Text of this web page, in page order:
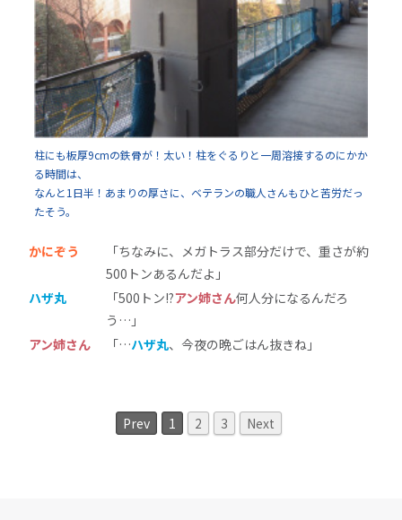
柱にも板厚9cmの鉄骨が！太い！柱をぐるりと一周溶接するのにかか
る時間は、
なんと1日半！あまりの厚さに、ベテランの職人さんもひと苦労だっ
たそう。
かにぞう
「ちなみに、メガトラス部分だけで、重さが約
500トンあるんだよ」
ハザ丸
「500トン!?アン姉さん何人分になるんだろ
う…」
アン姉さん
「…ハザ丸、今夜の晩ごはん抜きね」
Prev 1 2 3 Next